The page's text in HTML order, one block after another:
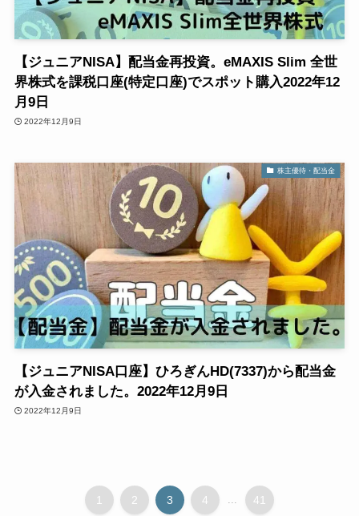
【ジュニアNISA】配当金再投資。eMAXIS Slim 全世
界株式を課税口座(特定口座)でスポット購入2022年12
月9日
2022年12月9日
株主優待・配当金
【ジュニアNISA口座】ひろぎんHD(7337)から配当金
が入金されました。2022年12月9日
2022年12月9日
1 2 3 4 ... 41